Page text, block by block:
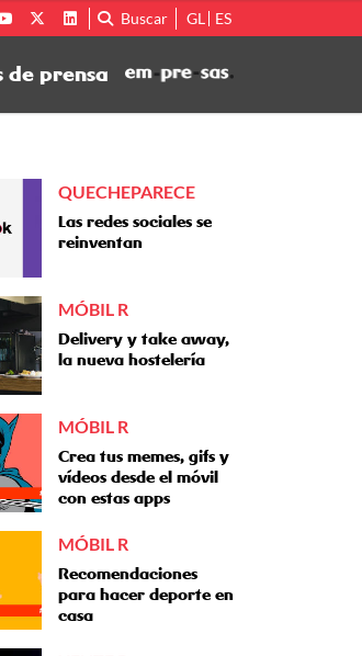
Buscar GL ES
de prensa
QUECHEPARECE
Las redes sociales se
reinventan
MÓBIL R
Delivery y take away,
la nueva hostelería
MÓBIL R
Crea tus memes, gifs y
vídeos desde el móvil
con estas apps
MÓBIL R
Recomendaciones
para hacer deporte en
casa